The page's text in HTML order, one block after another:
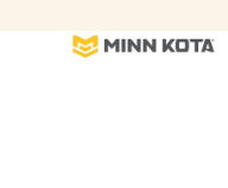
Bildergalerie überspringen